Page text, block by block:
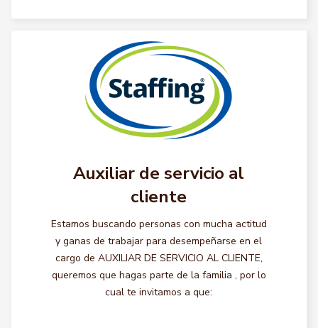
Auxiliar de servicio al
cliente
Estamos buscando personas con mucha actitud
y ganas de trabajar para desempeñarse en el
cargo de AUXILIAR DE SERVICIO AL CLIENTE,
queremos que hagas parte de la familia , por lo
cual te invitamos a que: